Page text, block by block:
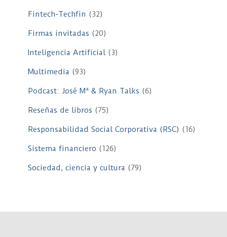
Fintech-Techfin (32)
Firmas invitadas (20)
Inteligencia Artificial(3)
Multimedia (93)
Podcast: José Mª & Ryan Talks (6)
Reseñas de libros (75)
Responsabilidad Social Corporativa (RSC) (16)
Sistema financiero (126)
Sociedad, ciencia y cultura (79)